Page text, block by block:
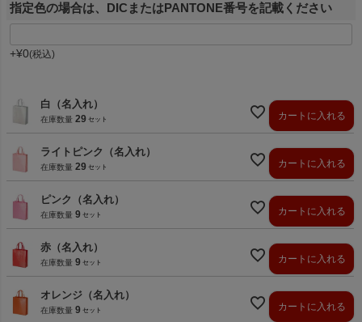
指定色の場合は、DICまたはPANTONE番号を記載ください
+¥0 税込
白（名入れ）
在庫数量 29 カートに入れる
ライトピンク（名入れ）
在庫数量 29 カートに入れる
ピンク（名入れ）
在庫数量 9 カートに入れる
赤（名入れ）
在庫数量 9 カートに入れる
オレンジ（名入れ）
在庫数量 9 カートに入れる